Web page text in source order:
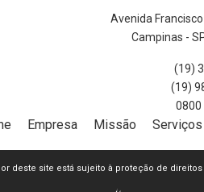
Avenida
Campinas -
(19)
(19)
0800
Empresa Missão Serviços
deste site está sujeito à proteção de